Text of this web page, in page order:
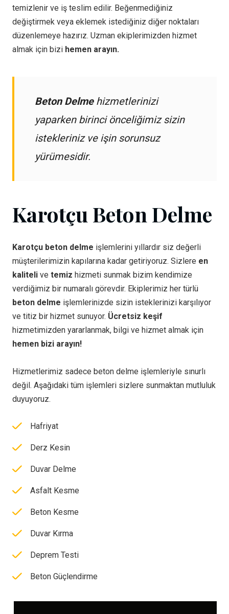
temizlenir ve iş teslim edilir. Beğenmediğiniz
değiştirmek veya eklemek istediğiniz diğer noktaları
düzenlemeye hazırız. Uzman ekiplerimizden hizmet
almak için bizi hemen arayın.
Beton Delmehizmetlerinizi
yaparken birinci önceliğimiz sizin
istekleriniz ve işin sorunsuz
yürümesidir.
Karotçu Beton Delme
Karotçu beton delme işlemlerini yıllardır siz değerli
müşterilerimizin kapılarına kadar getiriyoruz. Sizlere en
kaliteli ve temiz hizmeti sunmak bizim kendimize
verdiğimiz bir numaralı görevdir. Ekiplerimiz her türlü
beton delme işlemlerinizde sizin isteklerinizi karşılıyor
ve titiz bir hizmet sunuyor. Ücretsiz keşif
hizmetimizden yararlanmak, bilgi ve hizmet almak için
hemen bizi arayın!
Hizmetlerimiz sadece beton delme işlemleriyle sınurlı
değil. Aşağıdaki tüm işlemleri sizlere sunmaktan mutluluk
duyuyoruz.
Hafriyat
Derz Kesin
Duvar Delme
Asfalt Kesme
Beton Kesme
Duvar Kırma
Deprem Testi
Beton Güçlendirme